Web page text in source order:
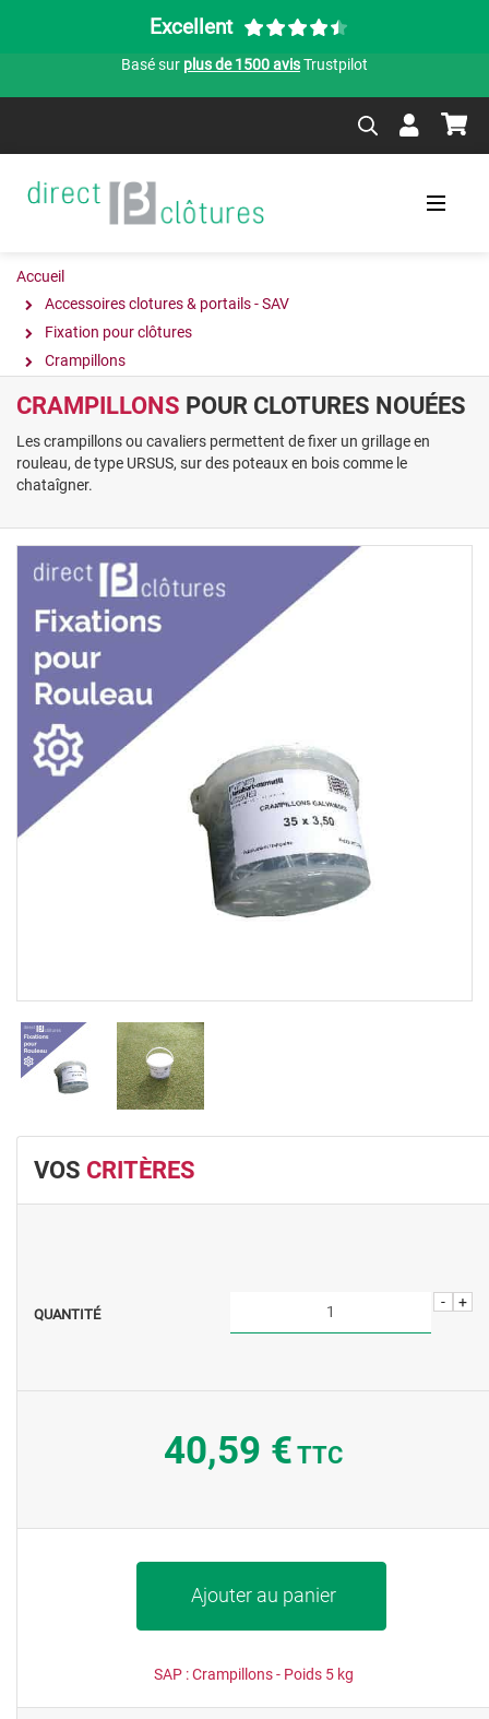
Excellent
Basé sur plus de 1500 avisTrustpilot
Accueil
Accessoires clotures & portails - SAV
Fixation pour clôtures
Crampillons
CRAMPILLONS POUR CLOTURES NOUÉES
Les crampillons ou cavaliers permettent de fixer un grillage en
rouleau, de type URSUS, sur des poteaux en bois comme le
chataîgner.
VOS CRITÈRES
QUANTITÉ
+
-
40,59 € TTC
Ajouter au panier
SAP :Crampillons- Poids 5kg